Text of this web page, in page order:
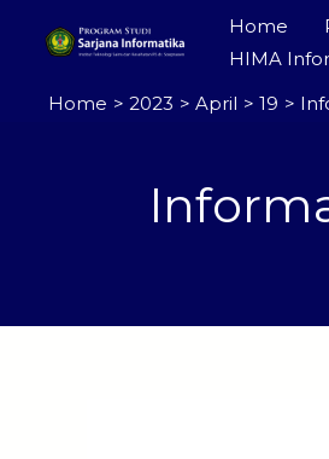
Home
HIMA
Home
2023 April 19